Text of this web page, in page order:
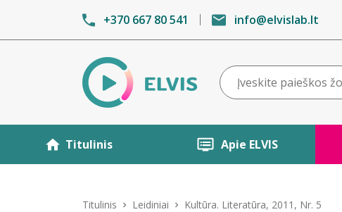
+370 667 80 541 info@elvislab.lt
Titulinis Apie ELVIS
Titulinis Leidiniai Kultūra. Literatūra, 2011, Nr. 5